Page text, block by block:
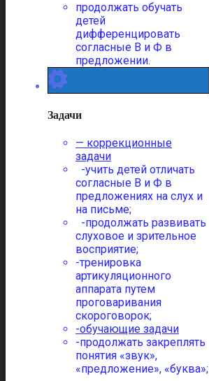
продолжать обучать
детей
дифференцировать
согласные В и Ф в
предложении.
Задачи
— коррекционные
задачи
-учить детей отличать
согласные В и Ф в
предложениях на слух и
на письме;
-продолжать развивать
слуховое и зрительное
восприятие;
-тренировка
артикуляционного
аппарата путем
проговаривания
скороговорок;
-обучающие задачи
-продолжать закреплять
понятия «звук»,
«предложение», «буква»;